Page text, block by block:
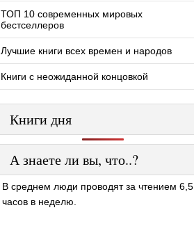
ТОП 10 современных мировых
бестселлеров
Лучшие книги всех времен и народов
Книги с неожиданной концовкой
Книги дня
А знаете ли вы, что..?
В среднем люди проводят за чтением 6,5
часов в неделю.